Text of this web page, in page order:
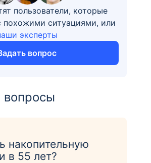
пользователи, которые
похожими ситуациями, или
эксперты
вопрос
вопросы
накопительную
в 55 лет?